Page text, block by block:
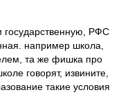
государственную, РФС
например школа,
та же фишка про
говорят, извините,
такие условия